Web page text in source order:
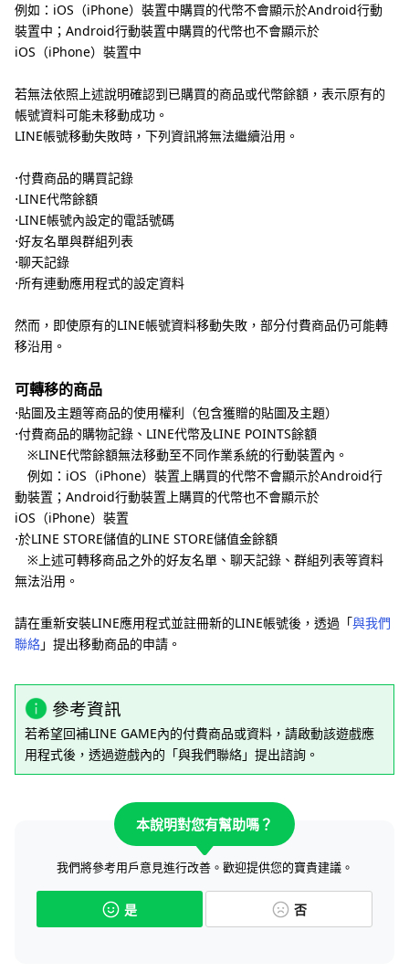
例如：iOS（iPhone）裝置中購買的代幣不會顯示於Android行動
裝置中；Android行動裝置中購買的代幣也不會顯示於
iOS（iPhone）裝置中
若無法依照上述說明確認到已購買的商品或代幣餘額，表示原有的
帳號資料可能未移動成功。
LINE帳號移動失敗時，下列資訊將無法繼續沿用。
⋅付費商品的購買記錄
⋅LINE代幣餘額
⋅LINE帳號內設定的電話號碼
⋅好友名單與群組列表
⋅聊天記錄
⋅所有連動應用程式的設定資料
然而，即使原有的LINE帳號資料移動失敗，部分付費商品仍可能轉
移沿用。
可轉移的商品
⋅貼圖及主題等商品的使用權利（包含獲贈的貼圖及主題）
⋅付費商品的購物記錄、LINE代幣及LINE POINTS餘額
※LINE代幣餘額無法移動至不同作業系統的行動裝置內。
例如：iOS（iPhone）裝置上購買的代幣不會顯示於Android行
動裝置；Android行動裝置上購買的代幣也不會顯示於
iOS（iPhone）裝置
⋅於LINE STORE儲值的LINE STORE儲值金餘額
※上述可轉移商品之外的好友名單、聊天記錄、群組列表等資料
無法沿用。
請在重新安裝LINE應用程式並註冊新的LINE帳號後，透過「與我們
聯絡」提出移動商品的申請。
參考資訊
若希望回補LINE GAME內的付費商品或資料，請啟動該遊戲應
用程式後，透過遊戲內的「與我們聯絡」提出諮詢。
本說明對您有幫助嗎？
我們將參考用戶意見進行改善。歡迎提供您的寶貴建議。
是 否